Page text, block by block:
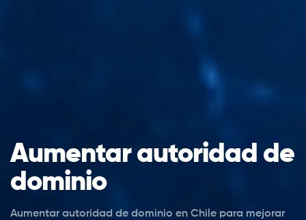
Aumentar autoridad de
dominio
Aumentar autoridad de dominio en Chile para mejorar